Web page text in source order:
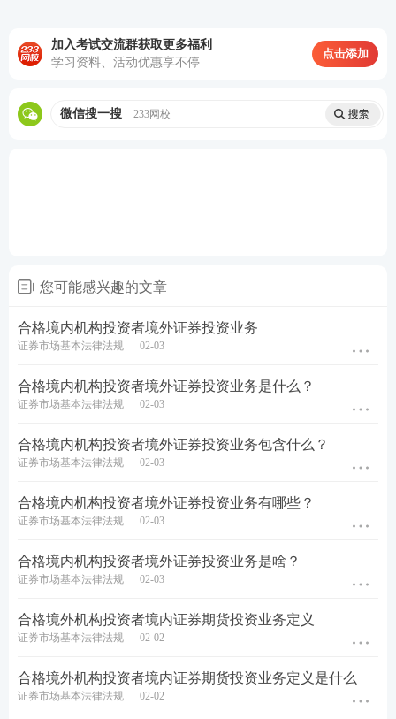
答疑互助：添加233网校证券从业学霸君微信号【
进步相约拿证！
券行业薪资查询】
料/题库会员免费领】
加入考试交流群获取更多福利
学习资料、活动优惠享不停
点击添加
微信搜一搜 233网校
您可能感兴趣的文章
合格境内机构投资者境外证券投资业务
证券市场基本法律法规 02-03
合格境内机构投资者境外证券投资业务是什么？
证券市场基本法律法规 02-03
合格境内机构投资者境外证券投资业务包含什么？
证券市场基本法律法规 02-03
合格境内机构投资者境外证券投资业务有哪些？
证券市场基本法律法规 02-03
合格境内机构投资者境外证券投资业务是啥？
证券市场基本法律法规 02-03
合格境外机构投资者境内证券期货投资业务定义
证券市场基本法律法规 02-02
合格境外机构投资者境内证券期货投资业务定义是什么
证券市场基本法律法规 02-02